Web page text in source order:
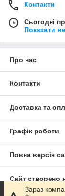
Контакти
Сьогодні
Показати
Про нас
Контакти
Доставка та
Графік роботи
Повна версія
Сайт створено
Зараз